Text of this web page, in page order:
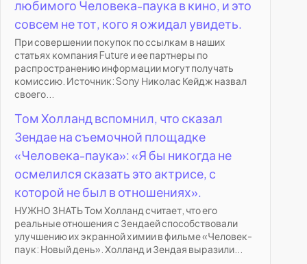
любимого Человека-паука в кино, и это
совсем не тот, кого я ожидал увидеть.
При совершении покупок по ссылкам в наших
статьях компания Future и ее партнеры по
распространению информации могут получать
комиссию. Источник: Sony Николас Кейдж назвал
своего...
Том Холланд вспомнил, что сказал
Зендае на съемочной площадке
«Человека-паука»: «Я бы никогда не
осмелился сказать это актрисе, с
которой не был в отношениях».
НУЖНО ЗНАТЬ Том Холланд считает, что его
реальные отношения с Зендаей способствовали
улучшению их экранной химии в фильме «Человек-
паук: Новый день». Холланд и Зендая выразили...